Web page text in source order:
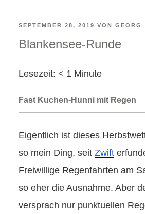
VERÖFFENTLICHT
AM
SEPTEMBER 28, 2019 VON GEORG
Blankensee-Runde
Lesezeit: < 1 Minute
Fast Kuchen-Hunni mit Regen
Eigentlich ist dieses
so mein Ding, seit Zwift
Freiwillige Regenfahrten am
so eher die Ausnahme. Aber
versprach nur punktuellen